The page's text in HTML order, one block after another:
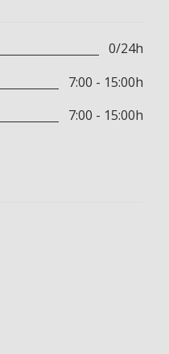
0/24h
7:00 - 15:00h
7:00 - 15:00h